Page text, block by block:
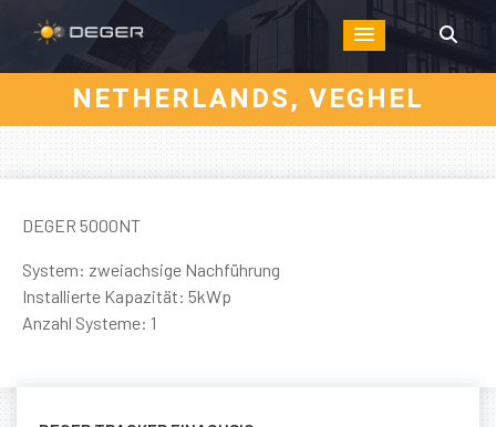
NETHERLANDS, VEGHEL
DEGER 5000NT
System: zweiachsige Nachführung
Installierte Kapazität: 5kWp
Anzahl Systeme: 1